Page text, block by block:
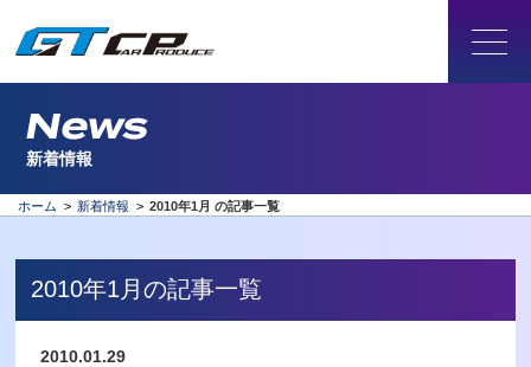
News
新着情報
ホーム > 新着情報 > 2010年1月 の記事一覧
2010年1月の記事一覧
2010.01.29